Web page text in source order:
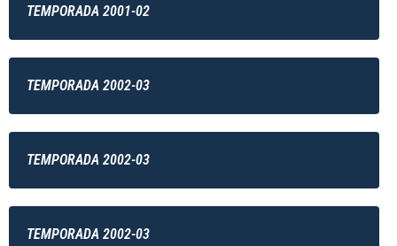
TEMPORADA 2001-02
TEMPORADA 2002-03
TEMPORADA 2002-03
TEMPORADA 2002-03